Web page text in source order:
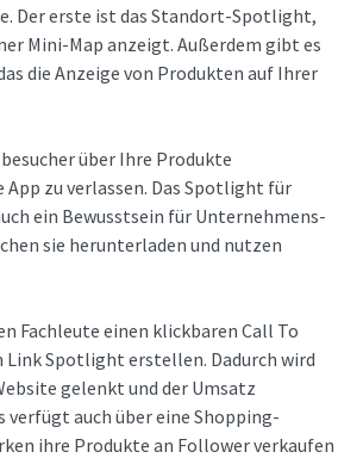
Der erste ist das Standort-Spotlight,
Mini-Map anzeigt. Außerdem gibt es
die Anzeige von Produkten auf Ihrer
über Ihre Produkte
zu verlassen. Das Spotlight für
ein Bewusstsein für Unternehmens-
sie herunterladen und nutzen
Fachleute einen klickbaren Call To
Link Spotlight erstellen. Dadurch wird
gelenkt und der Umsatz
verfügt auch über eine Shopping-
ihre Produkte an Follower verkaufen